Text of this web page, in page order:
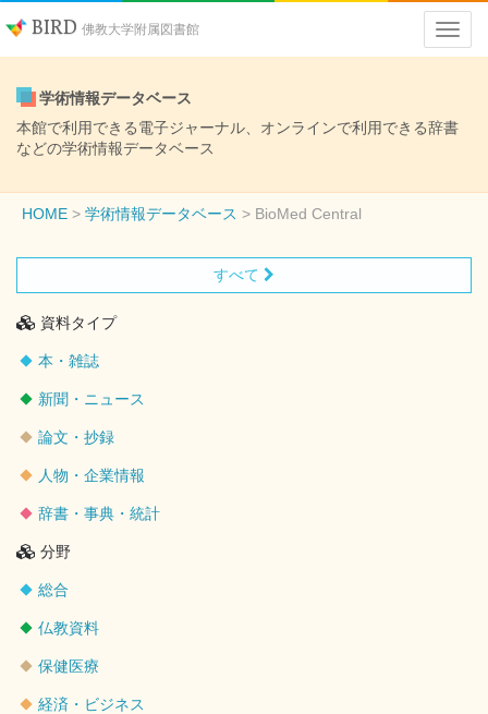
BIRD 佛教大学附属図書館
学術情報データベース
本館で利用できる電子ジャーナル、オンラインで利用できる辞書
などの学術情報データベース
HOME 学術情報データベース BioMed Central
すべて
資料タイプ
本・雑誌
新聞・ニュース
論文・抄録
人物・企業情報
辞書・事典・統計
分野
総合
仏教資料
保健医療
経済・ビジネス